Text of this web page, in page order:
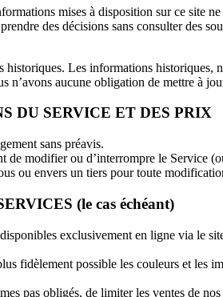
mises à disposition sur ce site
des décisions sans consulter des
historiques. Les informations
n’avons aucune obligation de mettre à
DU SERVICE ET DES PRIX
sans préavis.
de modifier ou d’interrompre le Service
ou envers un tiers pour toute
(le cas échéant)
exclusivement en ligne via le
fidèlement possible les couleurs et les
pas obligés, de limiter les ventes de